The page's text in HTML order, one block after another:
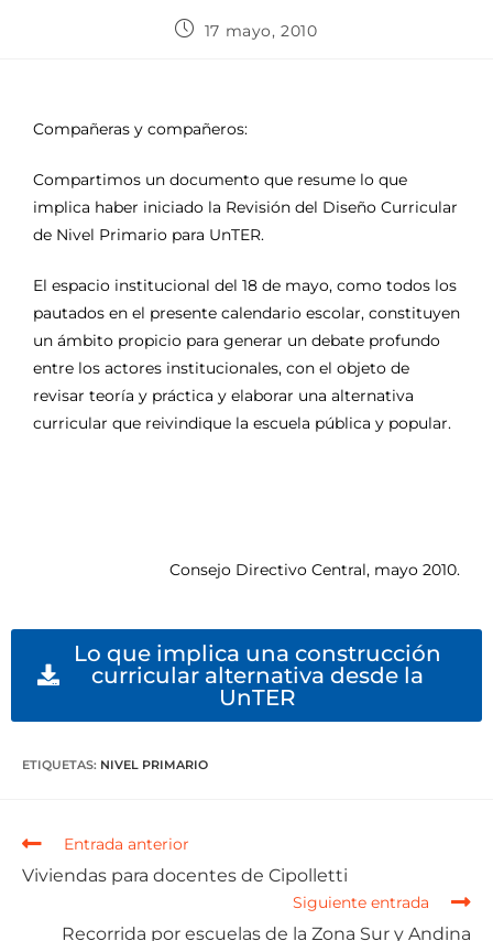
17 mayo, 2010
Compañeras y compañeros:
Compartimos un documento que resume lo que
implica haber iniciado la Revisión del Diseño Curricular
de Nivel Primario para UnTER.
El espacio institucional del 18 de mayo, como todos los
pautados en el presente calendario escolar, constituyen
un ámbito propicio para generar un debate profundo
entre los actores institucionales, con el objeto de
revisar teoría y práctica y elaborar una alternativa
curricular que reivindique la escuela pública y popular.
Consejo Directivo Central, mayo 2010.
Lo que implica una construcción
curricular alternativa desde la
UnTER
ETIQUETAS: NIVEL PRIMARIO
Entrada anterior
Viviendas para docentes de Cipolletti
Siguiente entrada
Recorrida por escuelas de la Zona Sur y Andina